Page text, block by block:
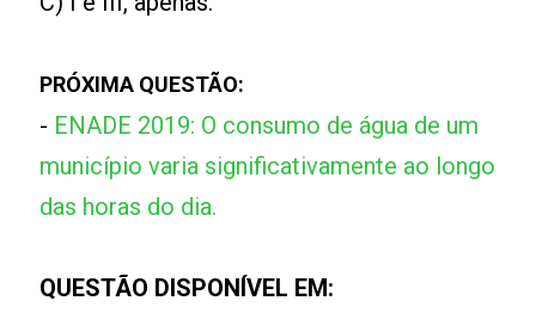
PRÓXIMA QUESTÃO:
- ENADE 2019: O consumo de água de um
município varia significativamente ao longo
das horas do dia.
QUESTÃO DISPONÍVEL EM: